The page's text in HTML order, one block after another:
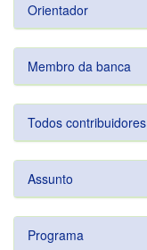
Orientador
Membro da banca
Todos contribuidores
Assunto
Programa